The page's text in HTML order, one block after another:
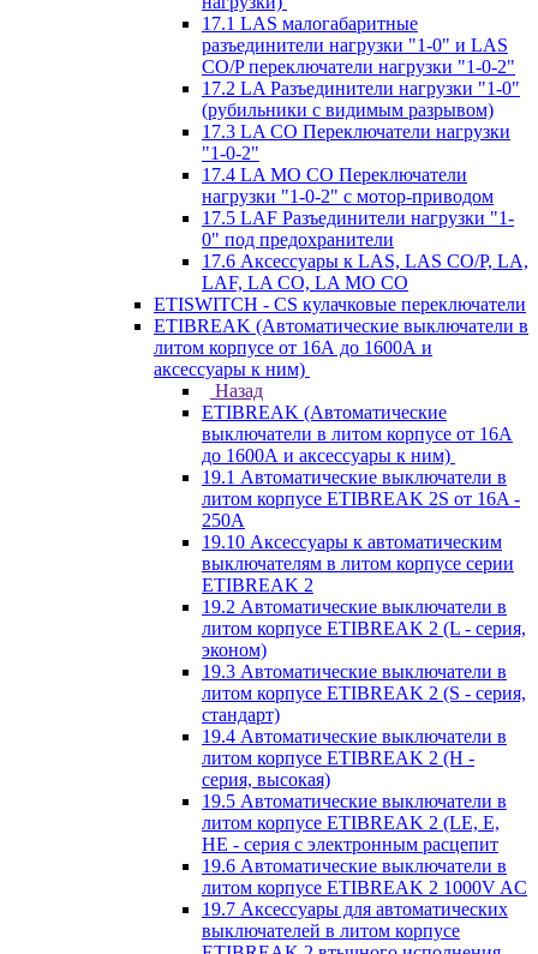
17.1 LAS малогабаритные
разъединители нагрузки "1-0" и LAS
CO/P переключатели нагрузки "1-0-2"
17.2 LA Разъединители нагрузки "1-0"
(рубильники с видимым разрывом)
17.3 LA CO Переключатели нагрузки
"1-0-2"
17.4 LA MO CO Переключатели
нагрузки "1-0-2" с мотор-приводом
17.5 LAF Разъединители нагрузки "1-
0" под предохранители
17.6 Аксессуары к LAS, LAS CO/P, LA,
LAF, LA CO, LA MO CO
ETISWITCH - CS кулачковые переключатели
ETIBREAK (Автоматические выключатели в
литом корпусе от 16А до 1600А и
аксессуары к ним)
Назад
ETIBREAK (Автоматические
выключатели в литом корпусе от 16А
до 1600А и аксессуары к ним)
19.1 Автоматические выключатели в
литом корпусе ETIBREAK 2S от 16A -
250A
19.10 Аксессуары к автоматическим
выключателям в литом корпусе серии
ETIBREAK 2
19.2 Автоматические выключатели в
литом корпусе ETIBREAK 2 (L - серия,
эконом)
19.3 Автоматические выключатели в
литом корпусе ETIBREAK 2 (S - серия,
стандарт)
19.4 Автоматические выключатели в
литом корпусе ETIBREAK 2 (H -
серия, высокая)
19.5 Автоматические выключатели в
литом корпусе ETIBREAK 2 (LE, E,
HE - серия с электронным расцепит
19.6 Автоматические выключатели в
литом корпусе ETIBREAK 2 1000V AC
19.7 Аксессуары для автоматических
выключателей в литом корпусе